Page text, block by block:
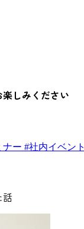
しみください
ナー #社内イベント